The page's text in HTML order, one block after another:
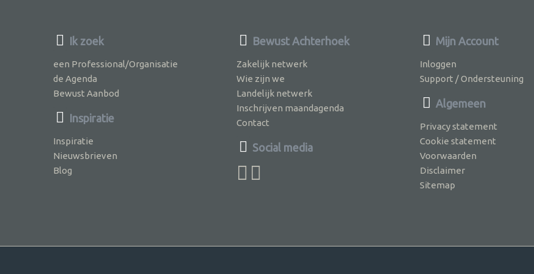
Ik zoek
een Professional/Organisatie
de Agenda
Bewust Aanbod
Inspiratie
Inspiratie
Nieuwsbrieven
Blog
Bewust Achterhoek
Zakelijk netwerk
Wie zijn we
Landelijk netwerk
Inschrijven maandagenda
Contact
Social media
Mijn Account
Inloggen
Support / Ondersteuning
Algemeen
Privacy statement
Cookie statement
Voorwaarden
Disclaimer
Sitemap